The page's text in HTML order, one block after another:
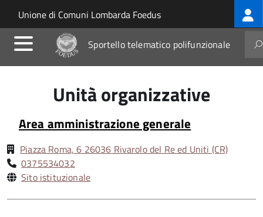
Salta al contenuto principale
Skip to site navigation
Unione di Comuni Lombarda Foedus
Sportello telematico polifunzionale
Unità organizzative
Area amministrazione generale
Piazza Roma, 6 26036 Rivarolo del Re ed Uniti (CR)
0375534032
Sito istituzionale